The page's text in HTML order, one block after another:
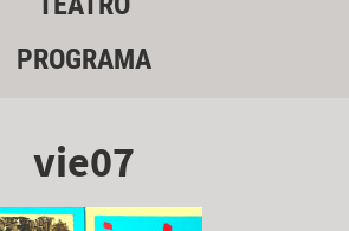
PROGRAMA
vie07